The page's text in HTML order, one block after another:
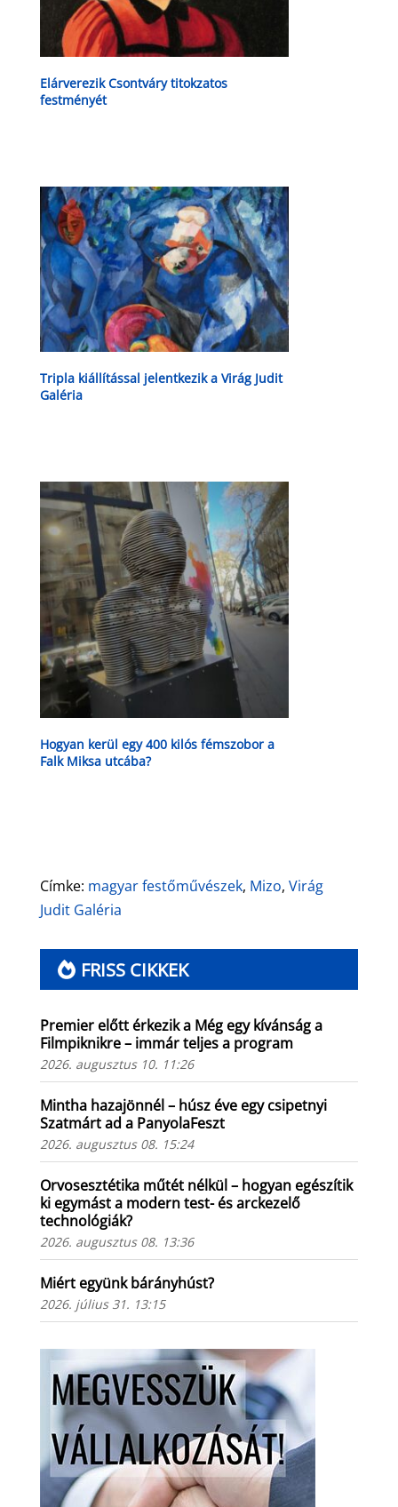
Elárverezik Csontváry titokzatos
festményét
Tripla kiállítással jelentkezik a Virág Judit
Galéria
Hogyan kerül egy 400 kilós fémszobor a
Falk Miksa utcába?
Címke: magyar festőművészek, Mizo, Virág
Judit Galéria
FRISS CIKKEK
Premier előtt érkezik a Még egy kívánság a
Filmpiknikre – immár teljes a program
2026. augusztus 10. 11:26
Mintha hazajönnél – húsz éve egy csipetnyi
Szatmárt ad a PanyolaFeszt
2026. augusztus 08. 15:24
Orvosesztétika műtét nélkül – hogyan egészítik
ki egymást a modern test- és arckezelő
technológiák?
2026. augusztus 08. 13:36
Miért együnk bárányhúst?
2026. július 31. 13:15